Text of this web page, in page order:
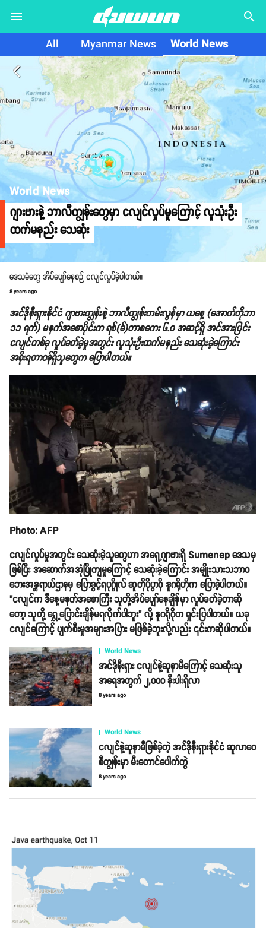
search
All Myanmar News World News
arrow_back_ios
World News
ဂျားဗားနဲ့ ဘာလီကျွန်းတွေမှာ ငလျင်လှုပ်မှုကြောင့် လူသုံးဦး
ထက်မနည်း သေဆုံး
ဒေသခံတွေ အိပ်ပျော်နေစဉ် ငလျင်လှုပ်ခဲ့ပါတယ်။
8 years ago
အင်ဒိုနီးရှားနိုင်ငံ ဂျာဗားကျွန်းနဲ့ ဘာလီကျွန်းကမ်းလွန်မှာ ယနေ့ (အောက်တိုဘာ
၁၁ ရက်) မနက်အစောပိုင်းက ရစ်(ခ်)တာစကေး ၆.၀ အဆင့်ရှိ အင်အားပြင်း
ငလျင်တစ်ခု လှုပ်ခတ်ခဲ့မှုအတွင်း လူသုံးဦးထက်မနည်း သေဆုံးခဲ့ကြောင်း
အစိုးရတာဝန်ရှိသူတွေက ပြောပါတယ်။
Photo: AFP
ငလျင်လှုပ်မှုအတွင်း သေဆုံးခဲ့သူတွေဟာ အရှေ့ဂျာဗားရှိ Sumenep ဒေသမှ
ဖြစ်ပြီး အဆောက်အအုံပြိုကျမှုကြောင့် သေဆုံးခဲ့ကြောင်း အမျိုးသားသဘာဝ
ဘေးအန္တရာယ်ဌာနမှ ပြောခွင့်ရပုဂ္ဂိုလ် ဆူတိုပိုပွာဝို နူဂရိုဟိုက ပြောခဲ့ပါတယ်။
"ငလျင်က ဒီနေ့မနက်အစောကြီး သူတို့အိပ်ပျော်နေချိန်မှာ လှုပ်ခတ်ခဲ့တာဆို
တော့ သူတို့ ရွှေ့ပြောင်းချိန်မရလိုက်ပါဘူး" လို့ နူဂရိုဂိုက ရှင်းပြပါတယ်။ ယခု
ငလျင်ကြောင့် ပျက်စီးမှုအများအပြား မဖြစ်ခဲ့ဘူးလို့လည်း ၎င်းကဆိုပါတယ်။
World News
အင်ဒိုနီးရှား ငလျင်နဲ့ဆူနာမီကြောင့် သေဆုံးသူ
အရေအတွက် ၂,၀၀၀ နီးပါးရှိလာ
8 years ago
World News
ငလျင်နဲ့ဆူနာမီဖြစ်ခဲ့တဲ့ အင်ဒိုနီးရှားနိုင်ငံ ဆူလာဝေ
စီကျွန်းမှာ မီးတောင်ပေါက်ကွဲ
8 years ago